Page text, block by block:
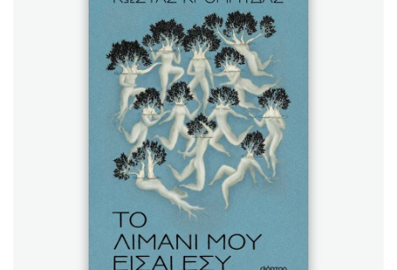
Χάρης Πολίτης
Καθρέφτης
Sebastian Fitzek
Playlist